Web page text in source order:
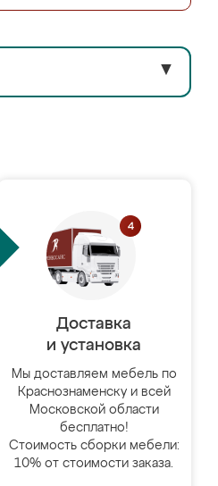
▼
Доставка
и установка
Мы доставляем мебель по
Краснознаменску и всей
Московской области
бесплатно!
Стоимость сборки мебели:
10% от стоимости заказа.